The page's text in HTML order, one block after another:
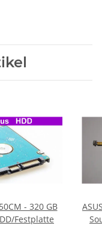
- 320 GB
Festplatte